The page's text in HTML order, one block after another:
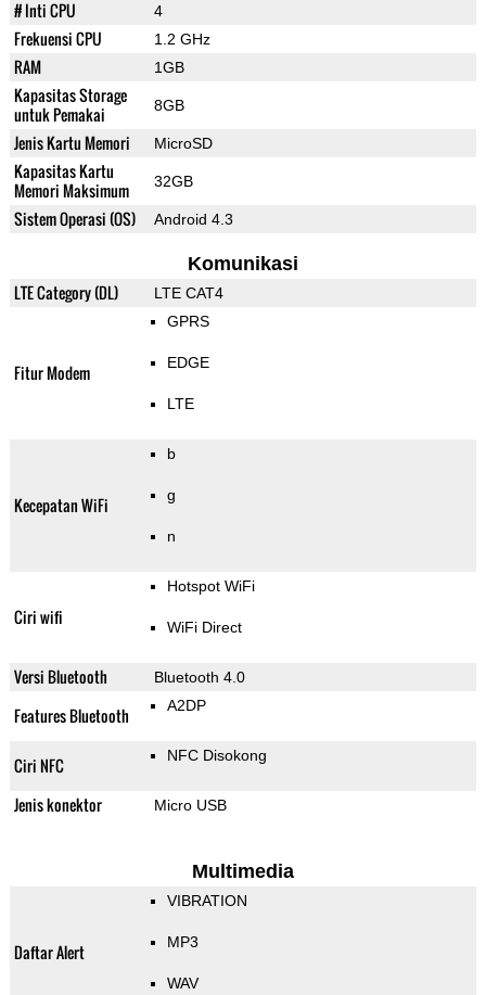
# Inti CPU 4
Frekuensi CPU 1.2 GHz
RAM 1GB
Kapasitas Storage
untuk Pemakai
8GB
Jenis Kartu Memori MicroSD
Kapasitas Kartu
Memori Maksimum
32GB
Sistem Operasi (OS) Android 4.3
Komunikasi
LTE Category (DL) LTE CAT4
Fitur Modem
GPRS
EDGE
LTE
Kecepatan WiFi
b
g
n
Ciri wifi
Hotspot WiFi
WiFi Direct
Versi Bluetooth Bluetooth 4.0
Features Bluetooth A2DP
Ciri NFC NFC Disokong
Jenis konektor Micro USB
Multimedia
Daftar Alert
VIBRATION
MP3
WAV